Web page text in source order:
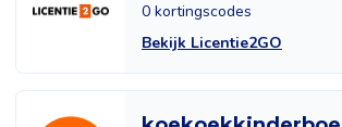
0 kortingscodes
Bekijk Licentie2GO